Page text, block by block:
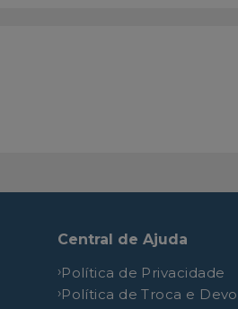
12.8L 24V
12.8L 24V
12.8L 24V
13L 24V
Central de Ajuda
Política de Privacidade
Política de Troca e